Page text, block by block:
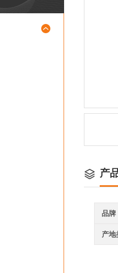
产
品牌
产地